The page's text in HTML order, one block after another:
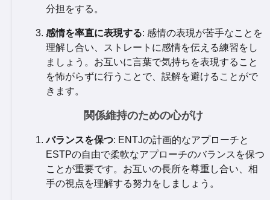
分担をする。
感情を率直に表現する: 感情の表現が苦手なことを
理解し合い、ストレートに感情を伝える練習をし
ましょう。お互いに言葉で気持ちを表現すること
を怖がらずに行うことで、誤解を避けることがで
きます。
関係維持のための心がけ
バランスを保つ: ENTJの計画的なアプローチと
ESTPの自由で柔軟なアプローチのバランスを保つ
ことが重要です。お互いの長所を尊重し合い、相
手の視点を理解する努力をしましょう。